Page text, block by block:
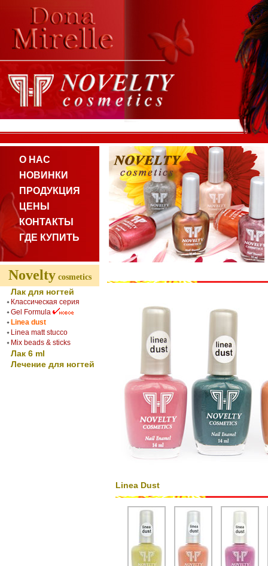
О НАС
НОВИНКИ
ПРОДУКЦИЯ
ЦЕНЫ
КОНТАКТЫ
ГДЕ КУПИТЬ
Novelty cosmetics
Лак для ногтей
Классическая серия
Gel Formula
Linea dust
Linea matt stucco
Mix beads & sticks
Лак 6 ml
Лечение для ногтей
Linea Dust